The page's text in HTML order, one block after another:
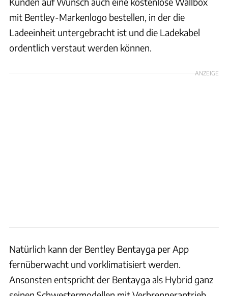
mit Bentley-Markenlogo bestellen, in der die
Ladeeinheit untergebracht ist und die Ladekabel
ordentlich verstaut werden können.
ANZEIGE
Natürlich kann der Bentley Bentayga per App
fernüberwacht und vorklimatisiert werden.
Ansonsten entspricht der Bentayga als Hybrid ganz